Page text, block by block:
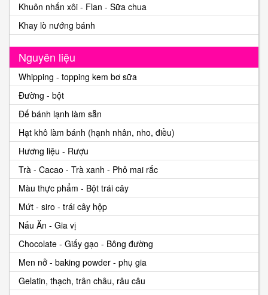
Khuôn nhấn xôi - Flan - Sữa chua
Khay lò nướng bánh
Nguyên liệu
Whipping - topping kem bơ sữa
Đường - bột
Đế bánh lạnh làm sẵn
Hạt khô làm bánh (hạnh nhân, nho, điều)
Hương liệu - Rượu
Trà - Cacao - Trà xanh - Phô mai rắc
Màu thực phẩm - Bột trái cây
Mứt - siro - trái cây hộp
Nấu Ăn - Gia vị
Chocolate - Giấy gạo - Bông đường
Men nở - baking powder - phụ gia
Gelatin, thạch, trân châu, râu câu